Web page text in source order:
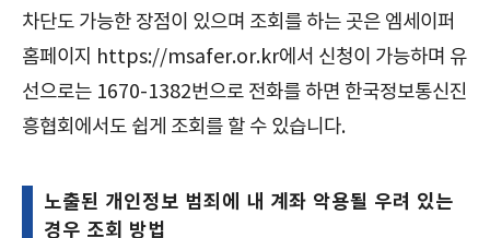
차단도 가능한 장점이 있으며 조회를 하는 곳은 엠세이퍼
홈페이지 https://msafer.or.kr에서 신청이 가능하며 유
선으로는 1670-1382번으로 전화를 하면 한국정보통신진
흥협회에서도 쉽게 조회를 할 수 있습니다.
노출된 개인정보 범죄에 내 계좌 악용될 우려 있는
경우 조회 방법